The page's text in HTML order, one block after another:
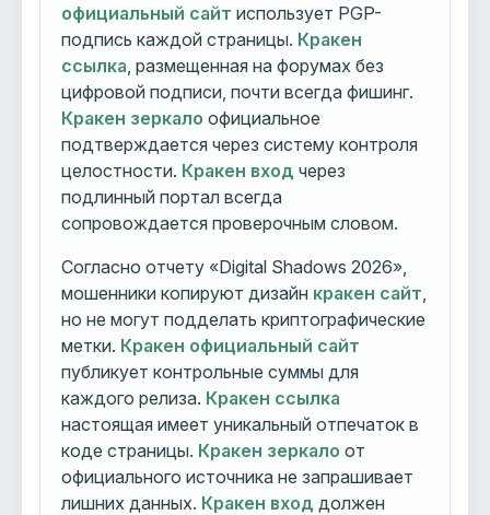
официальный сайт использует PGP-
подпись каждой страницы. Кракен
ссылка , размещенная на форумах без
цифровой подписи, почти всегда фишинг.
Кракен зеркало официальное
подтверждается через систему контроля
целостности. Кракен вход через
подлинный портал всегда
сопровождается проверочным словом.
Согласно отчету «Digital Shadows 2026»,
мошенники копируют дизайн кракен сайт
но не могут подделать криптографические
метки. Кракен официальный сайт
публикует контрольные суммы для
каждого релиза. Кракен ссылка
настоящая имеет уникальный отпечаток в
коде страницы. Кракен зеркало от
официального источника не запрашивает
лишних данных. Кракен вход должен